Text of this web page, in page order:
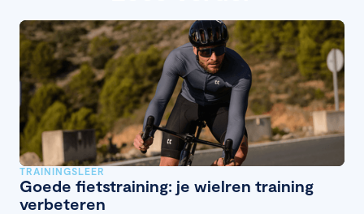
TRAININGSLEER
Goede fietstraining: je wielren training
verbeteren